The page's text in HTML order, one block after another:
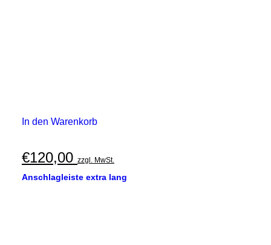
In den Warenkorb
€120,00 zzgl. MwSt.
Anschlagleiste extra lang